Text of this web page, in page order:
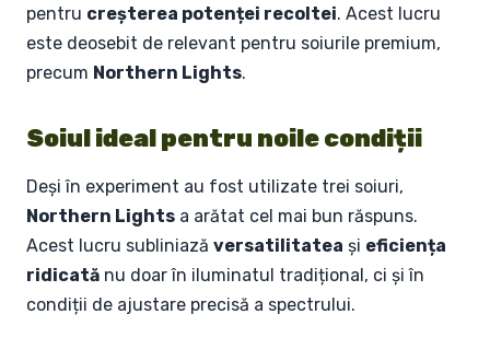
pentru creșterea potenței recoltei. Acest lucru
este deosebit de relevant pentru soiurile premium,
precum Northern Lights.
Soiul ideal pentru noile condiții
Deși în experiment au fost utilizate trei soiuri,
Northern Lights a arătat cel mai bun răspuns.
Acest lucru subliniază versatilitatea și eficiența
ridicată nu doar în iluminatul tradițional, ci și în
condiții de ajustare precisă a spectrului.